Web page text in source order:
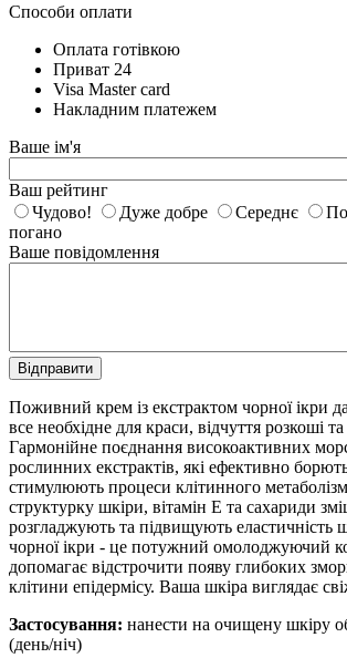
Способи оплати
Оплата готівкою
Приват 24
Visa Master card
Накладним платежем
Ваше ім'я
Ваш рейтинг
Чудово!
Дуже добре Середнє
погано
Ваше повідомлення
Відправити
Поживний крем із екстрактом чорної ікри
все необхідне для краси, відчуття розкоші
Гармонійне поєднання високоактивних
рослинних екстрактів, які ефективно
стимулюють процеси клітинного
структурку шкіри, вітамін Е та сахариди
розгладжують та підвищують еластичність
чорної ікри - це потужний омолоджуючий
допомагає відстрочити появу глибоких
клітини епідермісу. Ваша шкіра виглядає
Застосування: нанести на очищену шкіру
(день/ніч)